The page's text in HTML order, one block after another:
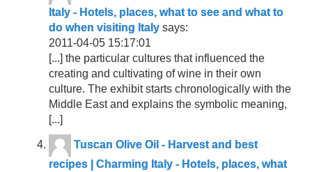
Italy - Hotels, places, what to see and what to
do when visiting Italy says:
2011-04-05 15:17:01
[...] the particular cultures that influenced the
creating and cultivating of wine in their own
culture. The exhibit starts chronologically with the
Middle East and explains the symbolic meaning,
[...]
Tuscan Olive Oil - Harvest and best
recipes | Charming Italy - Hotels, places, what